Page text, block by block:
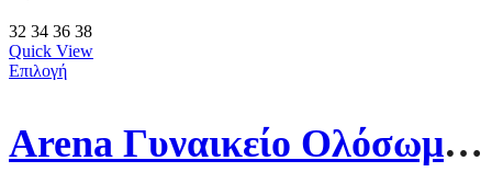
32 34 36 38
Quick View
Επιλογή
Arena Γυναικείο Ολόσωμο Μαγιό 004763-550 Μαύρο